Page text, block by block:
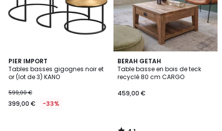
PIER IMPORT
Tables basses gigognes noir et
or (lot de 3) KANO
599,00 €
399,00 € -33%
BERAH GETAH
Table basse en bois de teck
recyclé 80 cm CARGO
459,00 €
4,1
/ 5